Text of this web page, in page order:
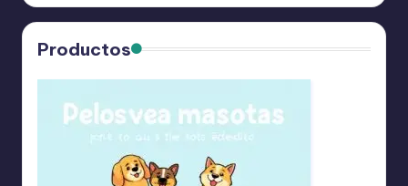
Productos